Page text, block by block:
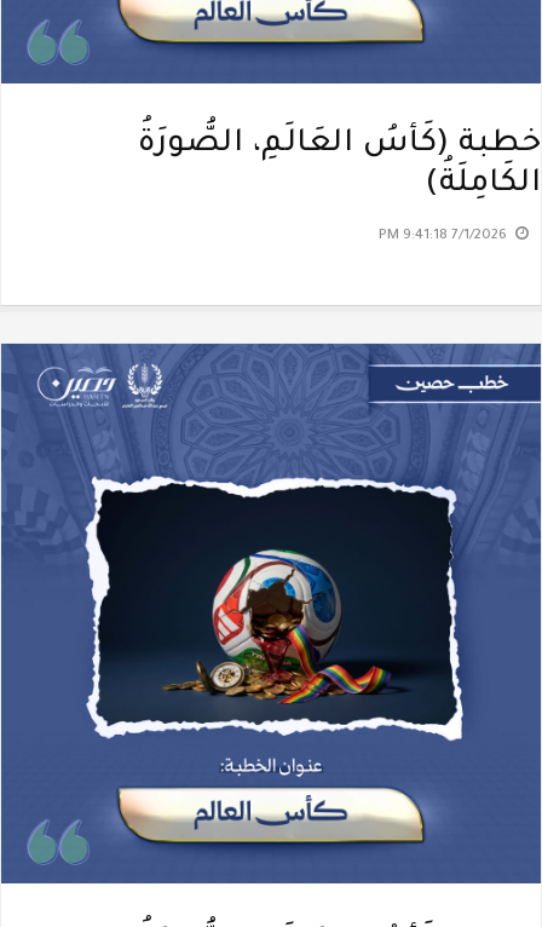
خطبة (كَأسُ العَالَمِ، الصُّورَةُ
الكَامِلَةُ)
7/1/2026 9:41:18 PM